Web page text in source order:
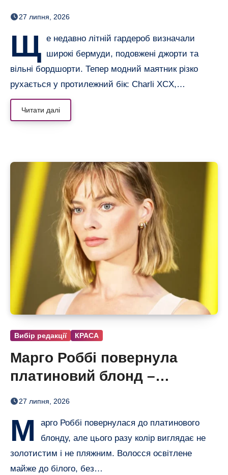
бермуди отримали зухвалу
27 липня, 2026
Щ е недавно літній гардероб визначали
широкі бермуди, подовжені джорти та
вільні бордшорти. Тепер модний маятник різко
рухається у протилежний бік: Charli XCX,…
Читати далі
Вибір редакції КРАСА
Марго Роббі повернула
платиновий блонд –
настільки світлого волосся
27 липня, 2026
М
арго Роббі повернулася до платинового
блонду, але цього разу колір виглядає не
золотистим і не пляжним. Волосся освітлене
майже до білого, без…